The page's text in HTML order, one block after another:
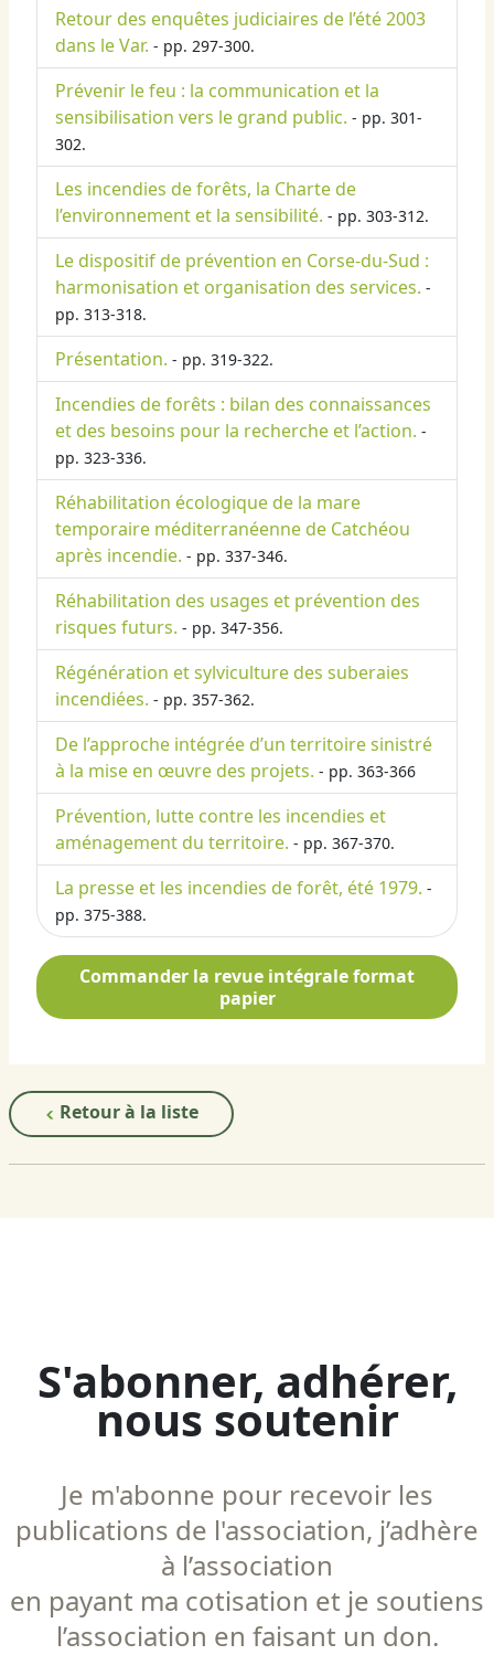
Retour des enquêtes judiciaires de l’été 2003
dans le Var. - pp. 297-300.
Prévenir le feu : la communication et la
sensibilisation vers le grand public. - pp. 301-
302.
Les incendies de forêts, la Charte de
l’environnement et la sensibilité. - pp. 303-312.
Le dispositif de prévention en Corse-du-Sud :
harmonisation et organisation des services. -
pp. 313-318.
Présentation. - pp. 319-322.
Incendies de forêts : bilan des connaissances
et des besoins pour la recherche et l’action. -
pp. 323-336.
Réhabilitation écologique de la mare
temporaire méditerranéenne de Catchéou
après incendie. - pp. 337-346.
Réhabilitation des usages et prévention des
risques futurs. - pp. 347-356.
Régénération et sylviculture des suberaies
incendiées. - pp. 357-362.
De l’approche intégrée d’un territoire sinistré
à la mise en œuvre des projets. - pp. 363-366
Prévention, lutte contre les incendies et
aménagement du territoire. - pp. 367-370.
La presse et les incendies de forêt, été 1979. -
pp. 375-388.
Commander la revue intégrale format
papier
Retour à la liste
S'abonner, adhérer,
nous soutenir
Je m'abonne pour recevoir les
publications de l'association, j’adhère
à l’association
en payant ma cotisation et je soutiens
l’association en faisant un don.